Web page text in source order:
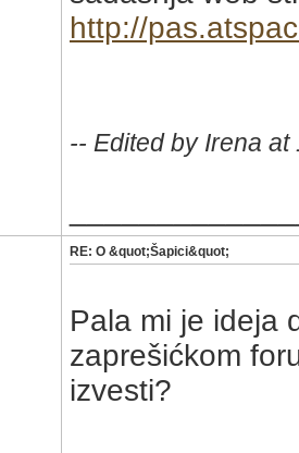
http://
-- Edited by Irena
RE: O &quot;Šapici&quot;
Pala mi je ideja
zaprešićkom
izvesti?